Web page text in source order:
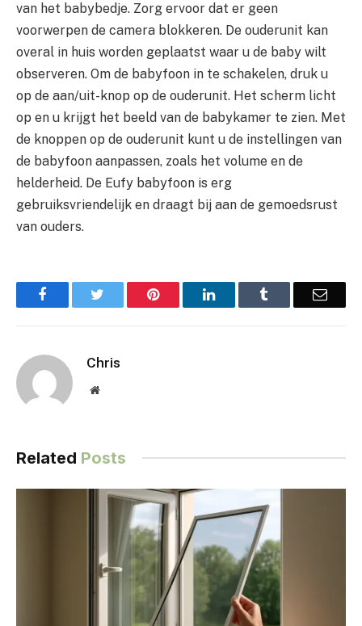
van het babybedje. Zorg ervoor dat er geen
voorwerpen de camera blokkeren. De ouderunit kan
overal in huis worden geplaatst waar u de baby wilt
observeren. Om de babyfoon in te schakelen, druk u
op de aan/uit-knop op de ouderunit. Het scherm licht
op en u krijgt het beeld van de babykamer te zien. Met
de knoppen op de ouderunit kunt u de instellingen van
de babyfoon aanpassen, zoals het volume en de
helderheid. De Eufy babyfoon is erg
gebruiksvriendelijk en draagt bij aan de gemoedsrust
van ouders.
Facebook Pinterest LinkedIn Email
Chris
Website
Related Posts